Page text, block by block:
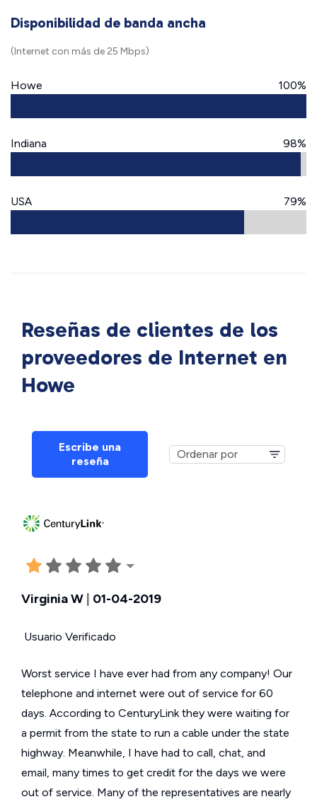
Disponibilidad de banda ancha
(Internet con más de 25 Mbps)
Howe 100%
Indiana 98%
USA 79%
Reseñas de clientes de los
proveedores de Internet en
Howe
Escribe una
reseña
Virginia W 01-04-2019
Usuario Verificado
Worst service I have ever had from any company! Our
telephone and internet were out of service for 60
days. According to CenturyLink they were waiting for
a permit from the state to run a cable under the state
highway. Meanwhile, I have had to call, chat, and
email, many times to get credit for the days we were
out of service. Many of the representatives are nearly